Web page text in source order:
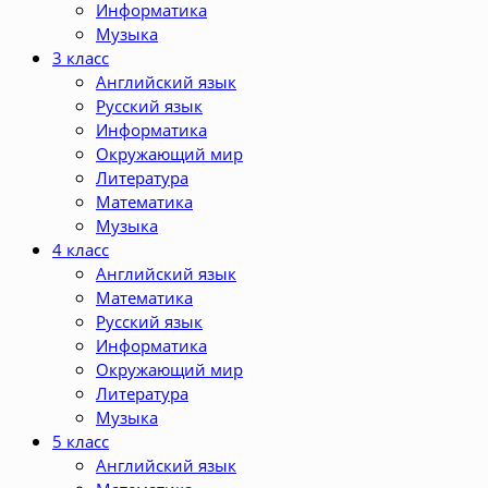
Информатика
Музыка
3 класс
Английский язык
Русский язык
Информатика
Окружающий мир
Литература
Математика
Музыка
4 класс
Английский язык
Математика
Русский язык
Информатика
Окружающий мир
Литература
Музыка
5 класс
Английский язык